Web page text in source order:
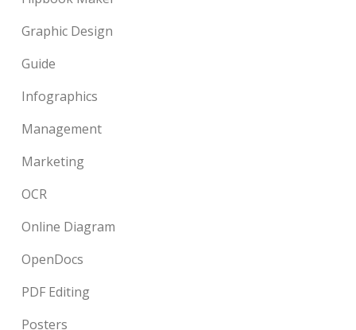
Graphic Design
Guide
Infographics
Management
Marketing
OCR
Online Diagram
OpenDocs
PDF Editing
Posters